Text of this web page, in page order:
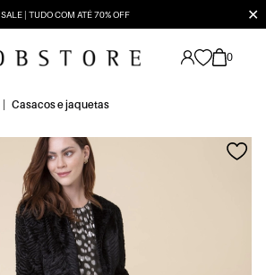
SALE | TUDO COM ATÉ 70% OFF ✕
0
Casacos e jaquetas